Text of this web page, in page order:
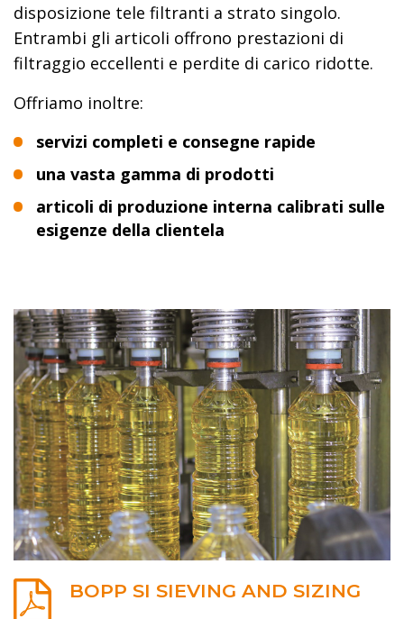
disposizione tele filtranti a strato singolo.
Entrambi gli articoli offrono prestazioni di
filtraggio eccellenti e perdite di carico ridotte.
Offriamo inoltre:
servizi completi e consegne rapide
una vasta gamma di prodotti
articoli di produzione interna calibrati sulle
esigenze della clientela
BOPP SI SIEVING AND SIZING